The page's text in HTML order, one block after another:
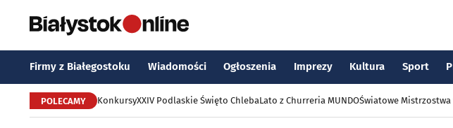
Firmy z Białegostoku Wiadomości Ogłoszenia Imprezy Kultura Sport
POLECAMY KonkursyXXIV Podlaskie Święto ChlebaLato z Churreria MUNDOŚwiatowe